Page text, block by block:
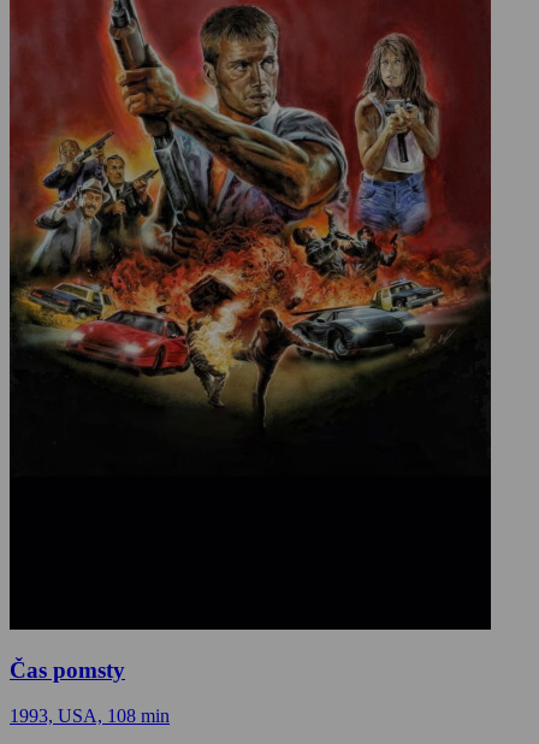
Čas pomsty
1993, USA, 108 min